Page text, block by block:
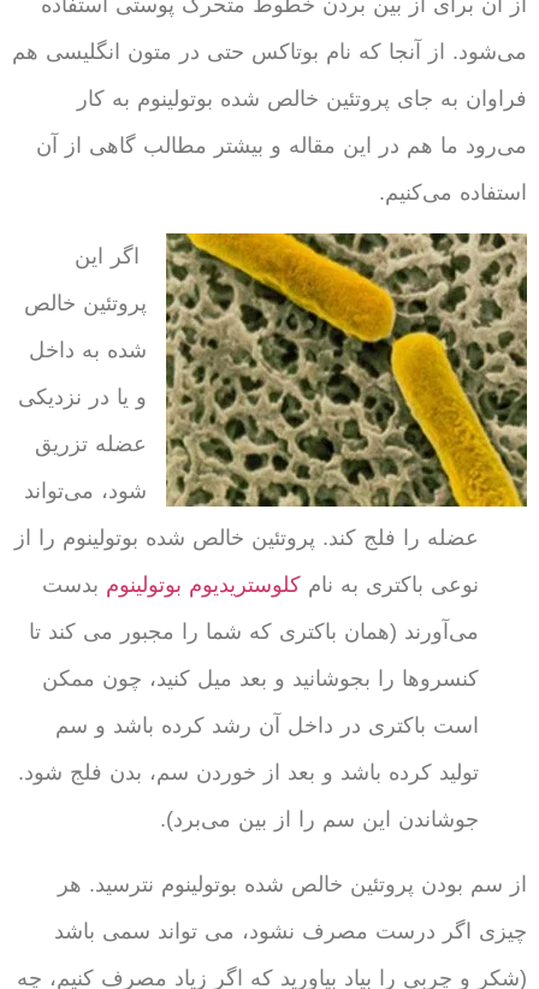
می‌شود. از آنجا که نام بوتاکس حتی در متون انگلیسی هم
فراوان به جای پروتئین خالص شده بوتولینوم به کار
می‌رود ما هم در این مقاله و بیشتر مطالب گاهی از آن
استفاده می‌کنیم.
اگر این
پروتئین خالص
شده به داخل
و یا در نزدیکی
عضله تزریق
شود، می‌تواند
عضله را فلج کند. پروتئین خالص شده بوتولینوم را از
نوعی باکتری به نام کلوستریدیوم بوتولینوم بدست
می‌آورند (همان باکتری که شما را مجبور می کند تا
کنسروها را بجوشانید و بعد میل کنید، چون ممکن
است باکتری در داخل آن رشد کرده باشد و سم
تولید کرده باشد و بعد از خوردن سم، بدن فلج شود.
جوشاندن این سم را از بین می‌برد).
از سم بودن پروتئین خالص شده بوتولینوم نترسید. هر
چیزی اگر درست مصرف نشود، می تواند سمی باشد
(شکر و چربی را بیاد بیاورید که اگر زیاد مصرف کنیم، چه